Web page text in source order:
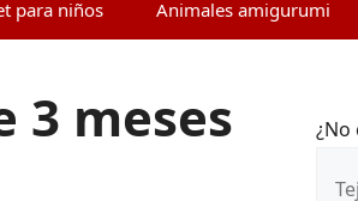
para niños Animales amigurumi
3 meses
¿No